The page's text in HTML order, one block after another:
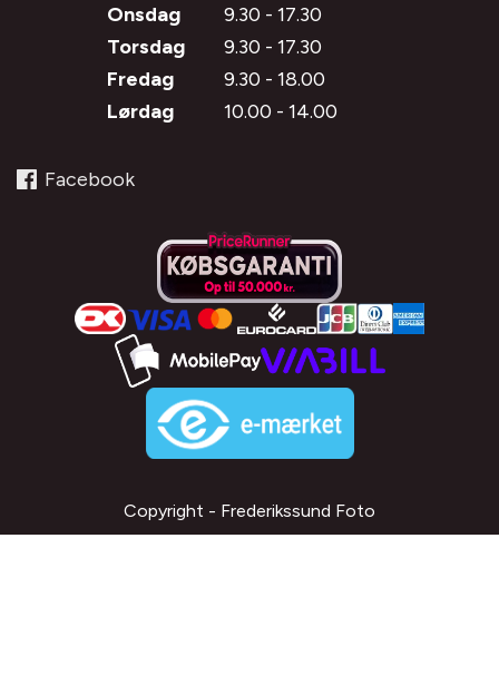
Onsdag
9.30 - 17.30
Torsdag
9.30 - 17.30
Fredag
9.30 - 18.00
Lørdag
10.00 - 14.00
Facebook
Copyright - Frederikssund Foto